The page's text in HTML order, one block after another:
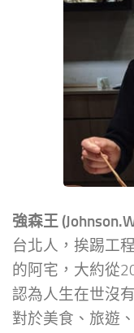
強森王
台北人，挨踢工
的阿宅，大約從
認為人生在世沒
對於美食、旅遊